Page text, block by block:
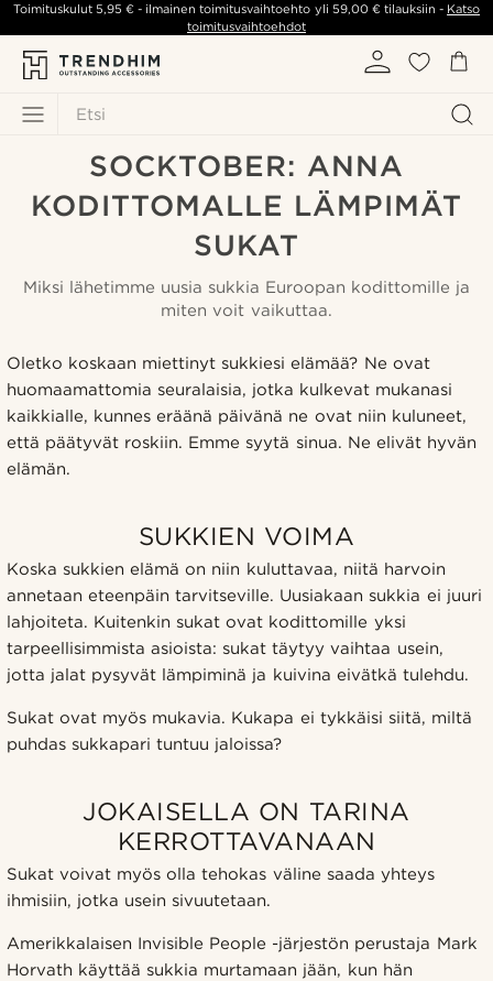
Etsi
Toimituskulut5,95 € - ilmainen toimitusvaihtoehto yli 59,00 €tilauksiin - Katso
toimitusvaihtoehdot
SOCKTOBER: ANNA
KODITTOMALLE LÄMPIMÄT
SUKAT
Miksi lähetimme uusia sukkia Euroopan kodittomille ja
miten voit vaikuttaa.
Oletko koskaan miettinyt sukkiesi elämää? Ne ovat
huomaamattomia seuralaisia, jotka kulkevat mukanasi
kaikkialle, kunnes eräänä päivänä ne ovat niin kuluneet,
että päätyvät roskiin. Emme syytä sinua. Ne elivät hyvän
elämän.
SUKKIEN VOIMA
Koska sukkien elämä on niin kuluttavaa, niitä harvoin
annetaan eteenpäin tarvitseville. Uusiakaan sukkia ei juuri
lahjoiteta. Kuitenkin sukat ovat kodittomille yksi
tarpeellisimmista asioista: sukat täytyy vaihtaa usein,
jotta jalat pysyvät lämpiminä ja kuivina eivätkä tulehdu.
Sukat ovat myös mukavia. Kukapa ei tykkäisi siitä, miltä
puhdas sukkapari tuntuu jaloissa?
JOKAISELLA ON TARINA
KERROTTAVANAAN
Sukat voivat myös olla tehokas väline saada yhteys
ihmisiin, jotka usein sivuutetaan.
Amerikkalaisen Invisible People -järjestön perustaja Mark
Horvath käyttää sukkia murtamaan jään, kun hän